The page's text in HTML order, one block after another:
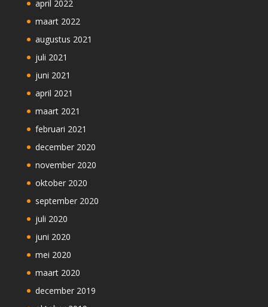
april 2022
maart 2022
augustus 2021
juli 2021
juni 2021
april 2021
maart 2021
februari 2021
december 2020
november 2020
oktober 2020
september 2020
juli 2020
juni 2020
mei 2020
maart 2020
december 2019